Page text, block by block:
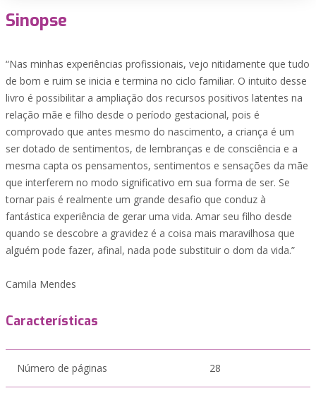
Sinopse
“Nas minhas experiências profissionais, vejo nitidamente que tudo
de bom e ruim se inicia e termina no ciclo familiar. O intuito desse
livro é possibilitar a ampliação dos recursos positivos latentes na
relação mãe e filho desde o período gestacional, pois é
comprovado que antes mesmo do nascimento, a criança é um
ser dotado de sentimentos, de lembranças e de consciência e a
mesma capta os pensamentos, sentimentos e sensações da mãe
que interferem no modo significativo em sua forma de ser. Se
tornar pais é realmente um grande desafio que conduz à
fantástica experiência de gerar uma vida. Amar seu filho desde
quando se descobre a gravidez é a coisa mais maravilhosa que
alguém pode fazer, afinal, nada pode substituir o dom da vida.”
Camila Mendes
Características
Número de páginas 28